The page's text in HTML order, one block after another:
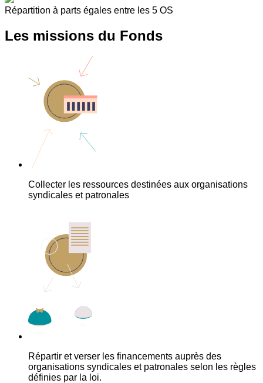
Répartition à parts égales entre les 5 OS
Les missions du Fonds
Collecter les ressources destinées aux organisations
syndicales et patronales
Répartir et verser les financements auprès des
organisations syndicales et patronales selon les règles
définies par la loi.